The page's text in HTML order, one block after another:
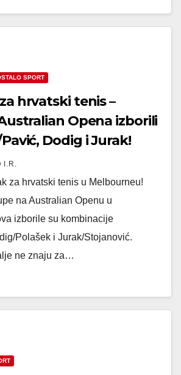
SPORT
hrvatski tenis –
Opena izborili
Dodig i Jurak!
I.R.
za hrvatski tenis u Melbourneu!
na Australian Openu u
izborile su kombinacije
Polašek i Jurak/Stojanović.
ne znaju za…